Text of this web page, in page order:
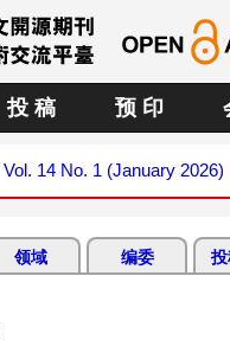
投 稿 预 印
Vol. 14 No. 1 (January 2026)
领域 编委